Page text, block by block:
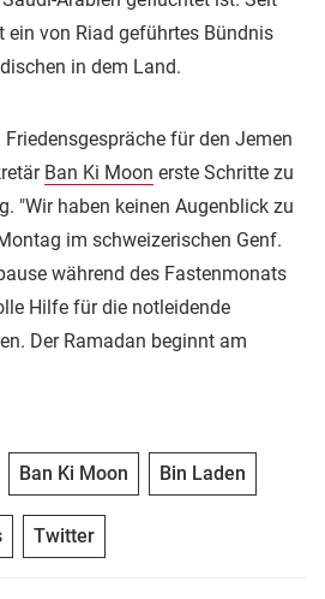
ein von Riad geführtes Bündnis
in dem Land.
für den Jemen
Ban Ki Moon erste Schritte zu
"Wir haben keinen Augenblick zu
im schweizerischen Genf.
während des Fastenmonats
Hilfe für die notleidende
Der Ramadan beginnt am
Ban Ki Moon Bin Laden
Twitter